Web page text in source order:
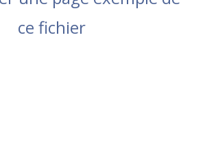
ce fichier